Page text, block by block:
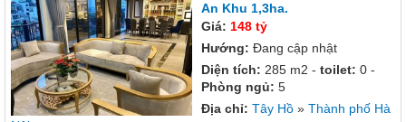
An Khu 1,3ha.
Giá: 148 tỷ
Hướng: Đang cập nhật
Diện tích: 285 m2 - toilet: 0 -
Phòng ngủ: 5
Địa chỉ: Tây Hồ » Thành phố Hà